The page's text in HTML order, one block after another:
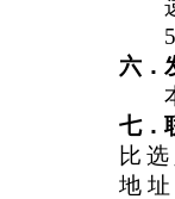
六．
七．
比选
地